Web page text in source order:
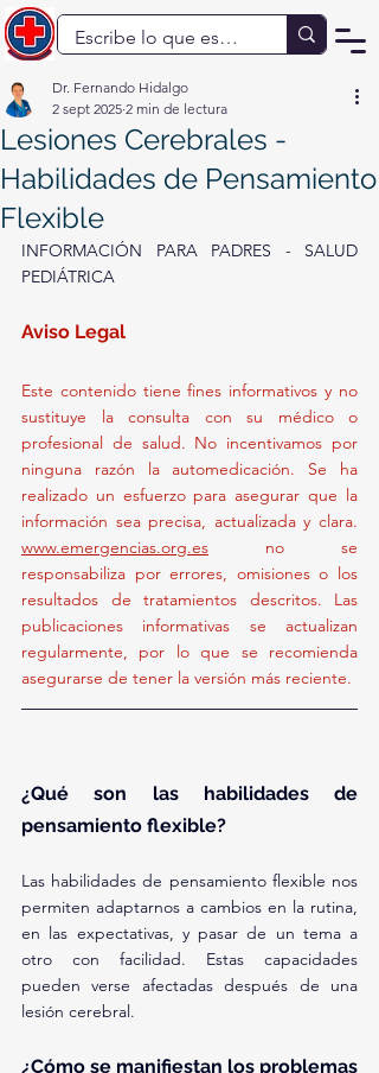
Lesiones Cerebrales -
Habilidades de Pensamiento
Flexible
Dr. Fernando Hidalgo
2 sept 2025 2 min de lectura
INFORMACIÓN PARA PADRES - SALUD
PEDIÁTRICA
Aviso Legal
Este contenido tiene fines informativos y no
sustituye la consulta con su médico o
profesional de salud. No incentivamos por
ninguna razón la automedicación. Se ha
realizado un esfuerzo para asegurar que la
www.emergencias.org.es no se
responsabiliza por errores, omisiones o los
resultados de tratamientos descritos. Las
publicaciones informativas se actualizan
regularmente, por lo que se recomienda
asegurarse de tener la versión más reciente.
¿Qué son las habilidades de
pensamiento flexible?
Las habilidades de pensamiento flexible nos
permiten adaptarnos a cambios en la rutina,
en las expectativas, y pasar de un tema a
otro con facilidad. Estas capacidades
pueden verse afectadas después de una
lesión cerebral.
¿Cómo se manifiestan los problemas